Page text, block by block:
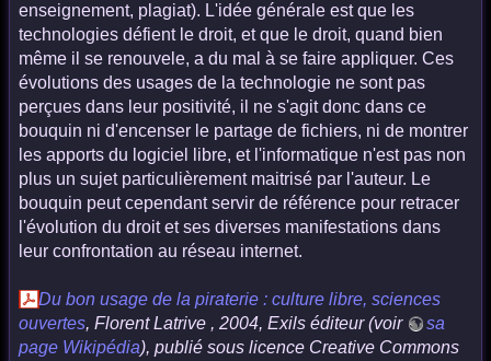
enseignement, plagiat). L'idée générale est que les
technologies défient le droit, et que le droit, quand bien
même il se renouvele, a du mal à se faire appliquer. Ces
évolutions des usages de la technologie ne sont pas
perçues dans leur positivité, il ne s'agit donc dans ce
bouquin ni d'encenser le partage de fichiers, ni de montrer
les apports du logiciel libre, et l'informatique n'est pas non
plus un sujet particulièrement maitrisé par l'auteur. Le
bouquin peut cependant servir de référence pour retracer
l'évolution du droit et ses diverses manifestations dans
leur confrontation au réseau internet.
Du bon usage de la piraterie : culture libre, sciences
ouvertes, Florent Latrive , 2004, Exils éditeur (voir
sa
page Wikipédia), publié sous licence Creative Commons